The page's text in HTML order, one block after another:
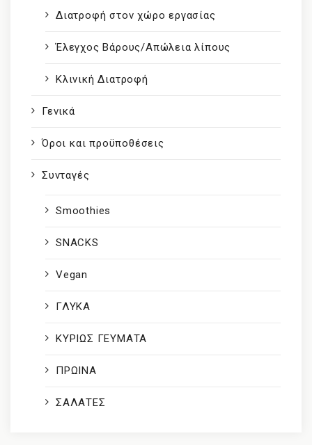
Διατροφή στον χώρο εργασίας
Έλεγχος Βάρους/Απώλεια λίπους
Κλινική Διατροφή
Γενικά
Όροι και προϋποθέσεις
Συνταγές
Smoothies
SNACKS
Vegan
ΓΛΥΚΑ
ΚΥΡΙΩΣ ΓΕΥΜΑΤΑ
ΠΡΩΙΝΑ
ΣΑΛΑΤΕΣ